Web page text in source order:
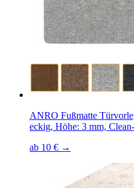
ANRO Fußmatte
eckig, Höhe: 3 mm,
ab 10 € →